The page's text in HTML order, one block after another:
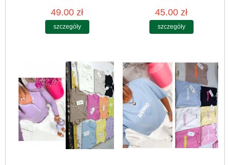
49.00 zł
szczegóły
45.00 zł
szczegóły